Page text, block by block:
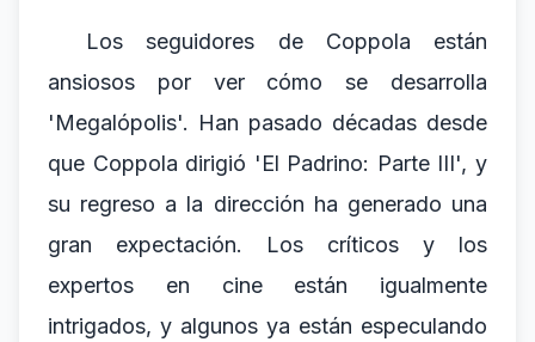
Los seguidores de Coppola están
ansiosos por ver cómo se desarrolla
'Megalópolis'. Han pasado décadas desde
que Coppola dirigió 'El Padrino: Parte III', y
su regreso a la dirección ha generado una
gran expectación. Los críticos y los
expertos en cine están igualmente
intrigados, y algunos ya están especulando